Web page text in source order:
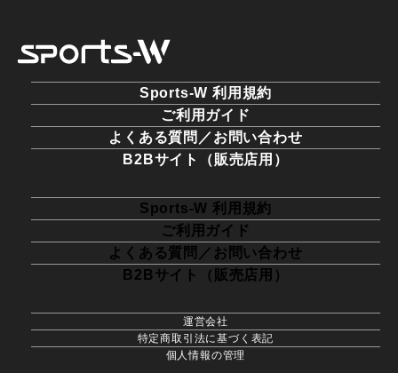
Sports-W 利用規約
ご利用ガイド
よくある質問／お問い合わせ
B2Bサイト（販売店用）
Sports-W 利用規約
ご利用ガイド
よくある質問／お問い合わせ
B2Bサイト（販売店用）
運営会社
特定商取引法に基づく表記
個人情報の管理